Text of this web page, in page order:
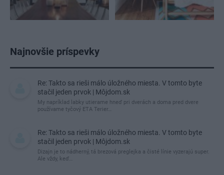
Najnovšie príspevky
Re: Takto sa rieši málo úložného miesta. V tomto byte
stačil jeden prvok | Môjdom.sk
My napríklad labky utierame hneď pri dverách a doma pred dvere
používame tyčový ETA Terier…
Re: Takto sa rieši málo úložného miesta. V tomto byte
stačil jeden prvok | Môjdom.sk
Dizajn je to nádherný, tá brezová preglejka a čisté línie vyzerajú super.
Ale vždy, keď…